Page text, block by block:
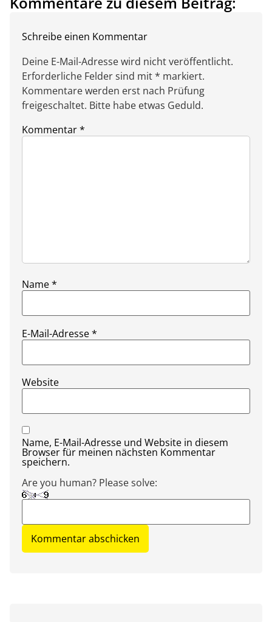
Schreibe einen Kommentar
Deine E-Mail-Adresse wird nicht veröffentlicht.
Erforderliche Felder sind mit * markiert.
Kommentare werden erst nach Prüfung
freigeschaltet. Bitte habe etwas Geduld.
Kommentar*
Name*
E-Mail-Adresse*
Website
Name, E-Mail-Adresse und Website in diesem
Browser für meinen nächsten Kommentar
speichern.
Are you human? Please solve: